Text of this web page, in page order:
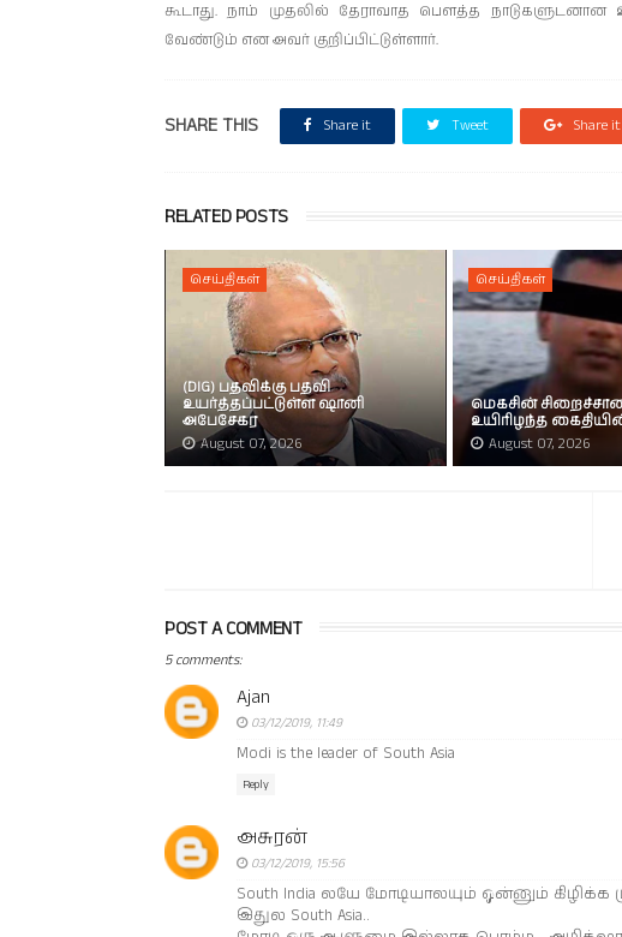
கூடாது. நாம் முதலில் தேராவாத பௌத்த நாடுகளுடனான
வேண்டும் என அவர் குறிப்பிட்டுள்ளார்.
SHARE THIS Share it Tweet Share it
RELATED POSTS
செய்திகள்
(DIG) பதவிக்கு பதவி
உயர்த்தப்பட்டுள்ள ஷானி
அபேசேகர
August 07, 2026
செய்திகள்
மெகசின்
உயிரிழந்த
August 07, 2026
POST A COMMENT
5 comments:
Ajan
03/12/2019, 11:49
Modi is the leader of South Asia
Reply
அசுரன்
03/12/2019, 15:56
South India லயே மோடியாலயும் ஒன்னும் கிழிக்க
இதுல South Asia..